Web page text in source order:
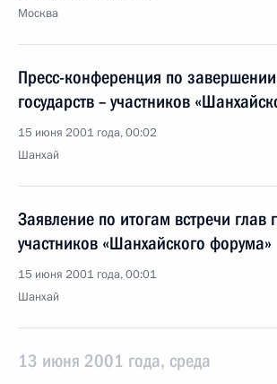
Москва
Пресс-конференция по завершении
государств – участников
15 июня 2001 года, 00:02
Шанхай
Заявление по итогам встречи глав
участников «Шанхайского форума»
15 июня 2001 года, 00:01
Шанхай
13 июня 2001 года, среда